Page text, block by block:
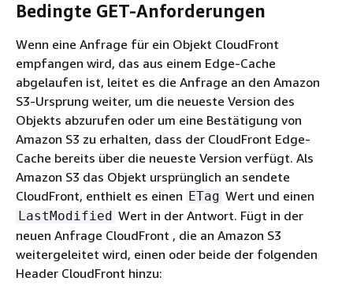
Bedingte GET-Anforderungen
Wenn eine Anfrage für ein Objekt CloudFront
empfangen wird, das aus einem Edge-Cache
abgelaufen ist, leitet es die Anfrage an den Amazon
S3-Ursprung weiter, um die neueste Version des
Objekts abzurufen oder um eine Bestätigung von
Amazon S3 zu erhalten, dass der CloudFront Edge-
Cache bereits über die neueste Version verfügt. Als
Amazon S3 das Objekt ursprünglich an sendete
CloudFront, enthielt es einen ETag Wert und einen
LastModified Wert in der Antwort. Fügt in der
neuen Anfrage CloudFront , die an Amazon S3
weitergeleitet wird, einen oder beide der folgenden
Header CloudFront hinzu: